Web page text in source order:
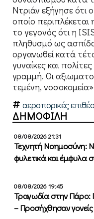
Ντριάν εξήγησε ότι
οποίο περιπλέκεται
το γεγονός ότι η
πληθυσμό ως
οργανωθεί κατά
γυναίκες και
γραμμή. Οι
τεμένη,
αεροπορικές
ΔΗΜΟΦΙΛΗ
08/08/2026 21:31
Τεχνητή Νοημοσύνη:
φυλετικά και έμφυλα
08/08/2026 19:45
Τραγωδία στην Πάρο:
– Προσήχθησαν γονείς